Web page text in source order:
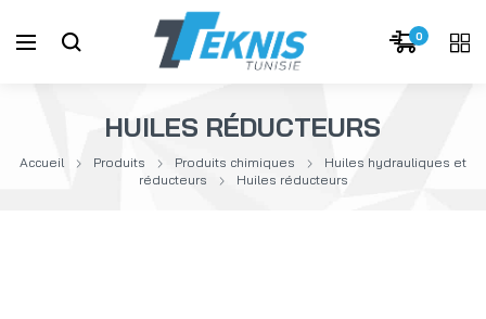
0
HUILES RÉDUCTEURS
Accueil Produits Produits chimiques
Huiles hydrauliques et
réducteurs
Huiles réducteurs